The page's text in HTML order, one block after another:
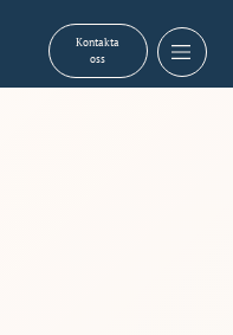
Kontakta
oss